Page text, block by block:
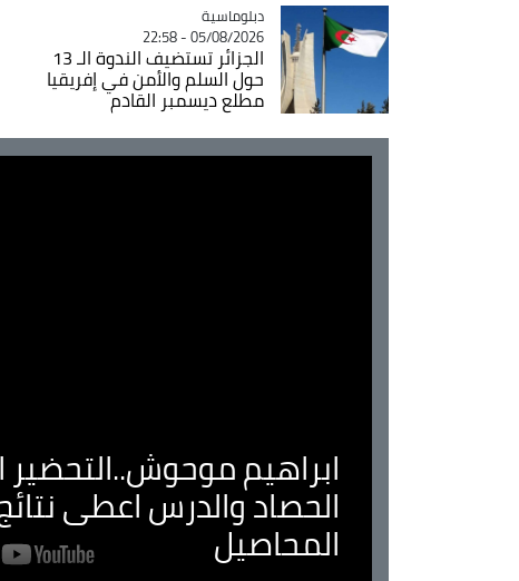
Catégorie
دبلوماسية
05/08/2026 - 22:58
الجزائر تستضيف الندوة الـ 13
حول السلم والأمن في إفريقيا
مطلع ديسمبر القادم
ابراهيم موحوش..التحضير
الحصاد والدرس اعطى
المحاصيل